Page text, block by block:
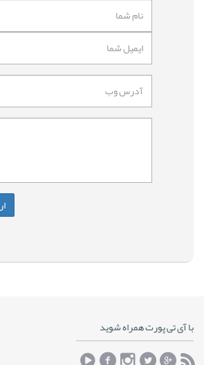
با آی تی پورت همراه شوید